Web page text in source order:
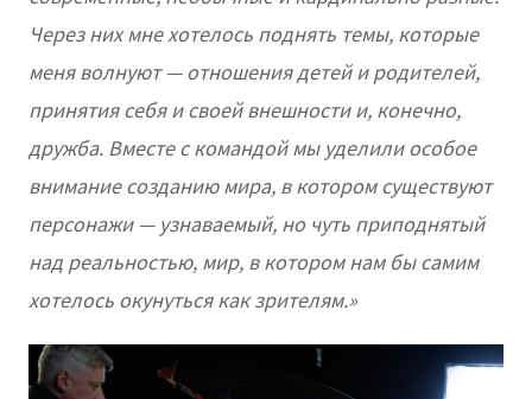
Через них мне хотелось поднять темы, которые
меня волнуют — отношения детей и родителей,
принятия себя и своей внешности и, конечно,
дружба. Вместе с командой мы уделили особое
внимание созданию мира, в котором существуют
персонажи — узнаваемый, но чуть приподнятый
над реальностью, мир, в котором нам бы самим
хотелось окунуться как зрителям.»